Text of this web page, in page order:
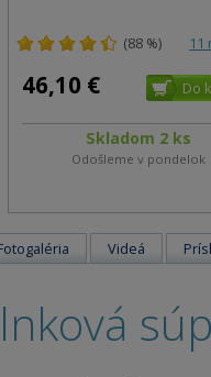
(88 %) 11
46,10 €
Skladom 2 ks
Odošleme v pondelok
Videá